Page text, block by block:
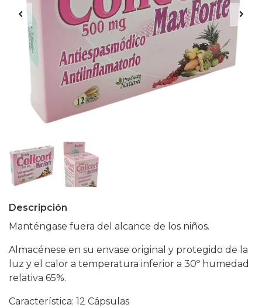
Descripción
Manténgase fuera del alcance de los niños.
Almacénese en su envase original y protegido de la
luz y el calor a temperatura inferior a 30º humedad
relativa 65%.
Característica: 12 Cápsulas